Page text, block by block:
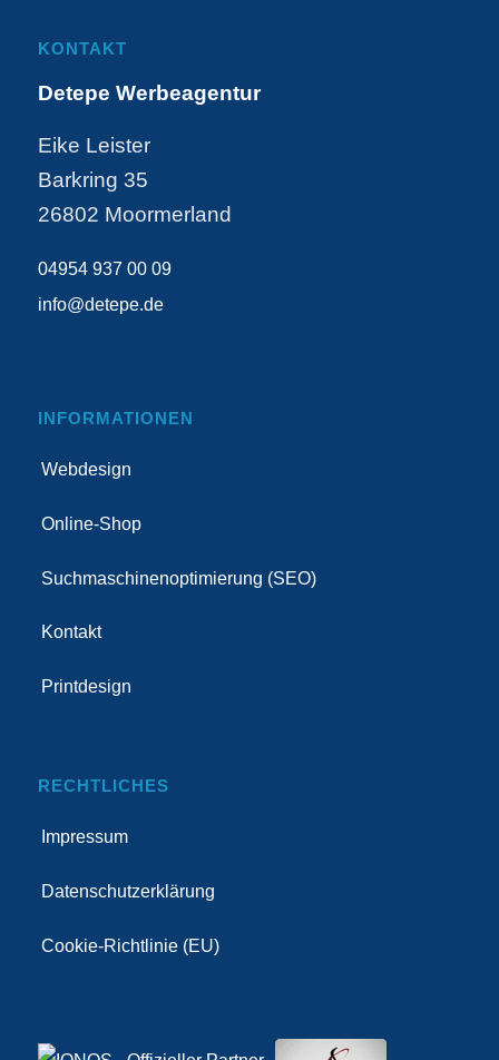
KONTAKT
Detepe Werbeagentur
Eike Leister
Barkring 35
26802 Moormerland
04954 937 00 09
info@detepe.de
INFORMATIONEN
Webdesign
Online-Shop
Suchmaschinenoptimierung (SEO)
Kontakt
Printdesign
RECHTLICHES
Impressum
Datenschutzerklärung
Cookie-Richtlinie (EU)